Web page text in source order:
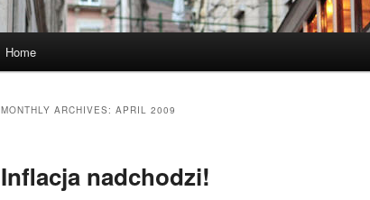
Home
MONTHLY ARCHIVES: APRIL 2009
Inflacja nadchodzi!